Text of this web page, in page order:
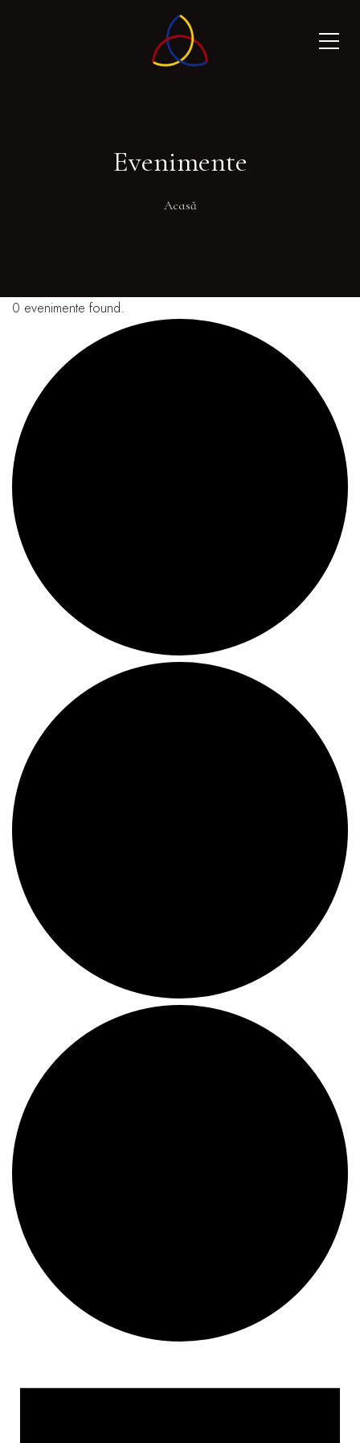
Evenimente
Acasă
0 evenimente found.